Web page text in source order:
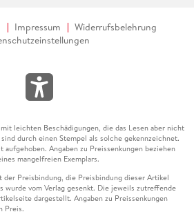
Impressum
Widerrufsbelehrung
leichten Beschädigungen, die das Lesen aber nicht
durch einen Stempel als solche gekennzeichnet.
Angaben zu Preissenkungen beziehen
mangelfreien Exemplars.
Preisbindung, die Preisbindung dieser Artikel
wurde vom Verlag gesenkt. Die jeweils zutreffende
dargestellt. Angaben zu Preissenkungen
Preis.